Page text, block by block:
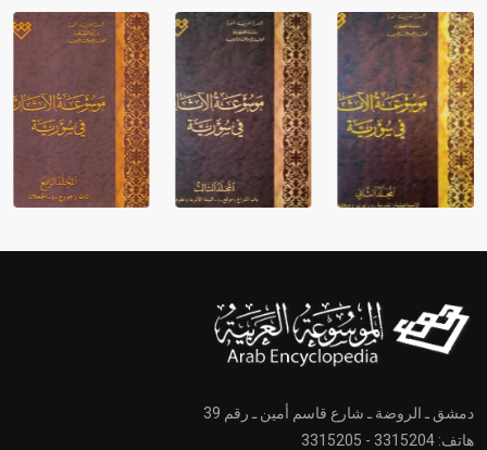
دمشق ـ الروضة ـ شارع قاسم أمين ـ رقم 39
هاتف: 3315204 - 3315205